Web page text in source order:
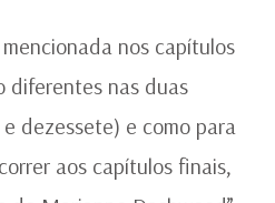
nos capítulos
diferentes nas duas
dezessete) e como para
aos capítulos finais,